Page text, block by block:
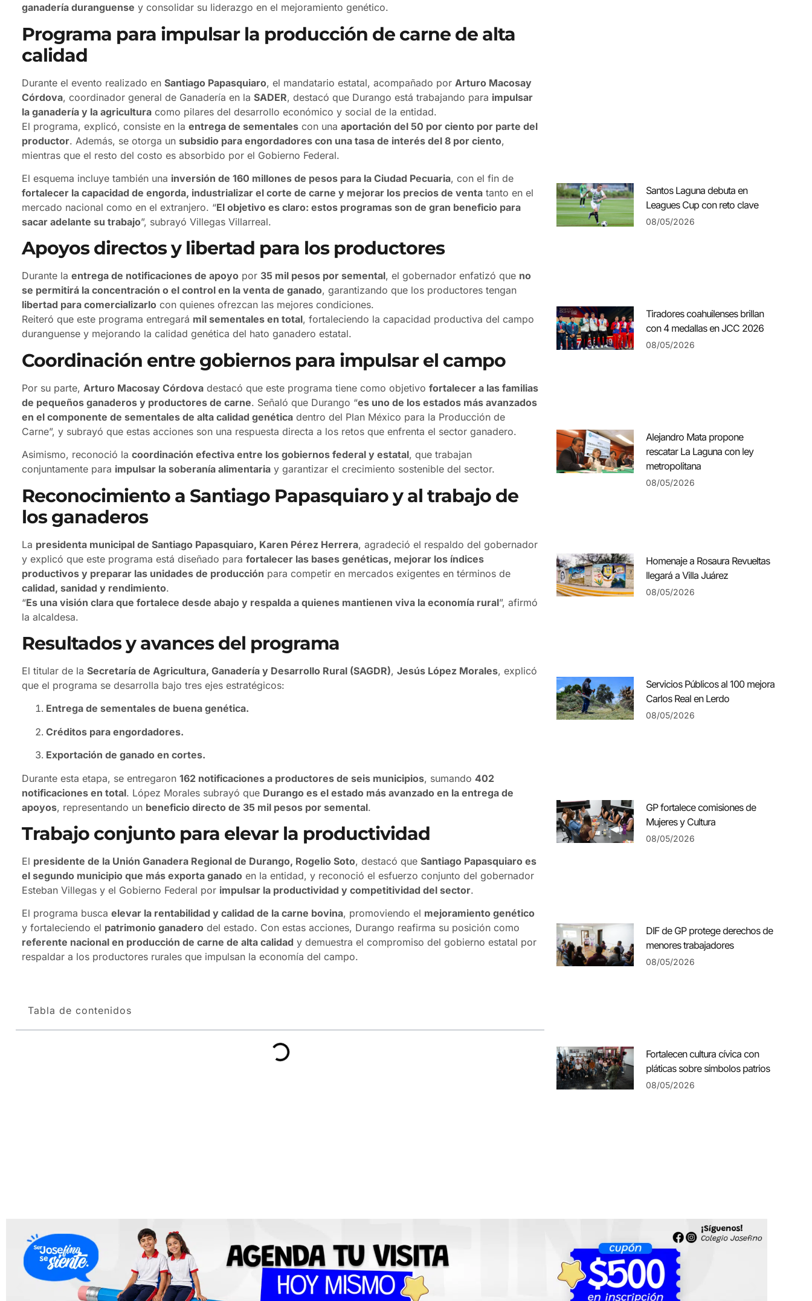
ganadería duranguense y consolidar su liderazgo en el mejoramiento genético.
Programa para impulsar la producción de carne de alta
calidad
Durante el evento realizado en Santiago Papasquiaro, el mandatario estatal, acompañado por Arturo Macosay
Córdova, coordinador general de Ganadería en la SADER, destacó que Durango está trabajando para impulsar
la ganadería y la agricultura como pilares del desarrollo económico y social de la entidad.
El programa, explicó, consiste en la entrega de sementales con una aportación del 50 por ciento por parte del
productor. Además, se otorga un subsidio para engordadores con una tasa de interés del 8 por ciento,
mientras que el resto del costo es absorbido por el Gobierno Federal.
El esquema incluye también una inversión de 160 millones de pesos para la Ciudad Pecuaria, con el fin de
fortalecer la capacidad de engorda, industrializar el corte de carne y mejorar los precios de venta tanto en el
mercado nacional como en el extranjero. “El objetivo es claro: estos programas son de gran beneficio para
sacar adelante su trabajo”, subrayó Villegas Villarreal.
Apoyos directos y libertad para los productores
Durante la entrega de notificaciones de apoyo por 35 mil pesos por semental, el gobernador enfatizó que no
se permitirá la concentración o el control en la venta de ganado, garantizando que los productores tengan
libertad para comercializarlo con quienes ofrezcan las mejores condiciones.
Reiteró que este programa entregará mil sementales en total, fortaleciendo la capacidad productiva del campo
duranguense y mejorando la calidad genética del hato ganadero estatal.
Coordinación entre gobiernos para impulsar el campo
Por su parte, Arturo Macosay Córdova destacó que este programa tiene como objetivo fortalecer a las familias
de pequeños ganaderos y productores de carne. Señaló que Durango “es uno de los estados más avanzados
en el componente de sementales de alta calidad genética dentro del Plan México para la Producción de
Carne”, y subrayó que estas acciones son una respuesta directa a los retos que enfrenta el sector ganadero.
Asimismo, reconoció la coordinación efectiva entre los gobiernos federal y estatal, que trabajan
conjuntamente para impulsar la soberanía alimentaria y garantizar el crecimiento sostenible del sector.
Reconocimiento a Santiago Papasquiaro y al trabajo de
los ganaderos
La presidenta municipal de Santiago Papasquiaro, Karen Pérez Herrera, agradeció el respaldo del gobernador
y explicó que este programa está diseñado para fortalecer las bases genéticas, mejorar los índices
productivos y preparar las unidades de producción para competir en mercados exigentes en términos de
calidad, sanidad y rendimiento.
“Es una visión clara que fortalece desde abajo y respalda a quienes mantienen viva la economía rural”, afirmó
la alcaldesa.
Resultados y avances del programa
El titular de la Secretaría de Agricultura, Ganadería y Desarrollo Rural (SAGDR), Jesús López Morales, explicó
que el programa se desarrolla bajo tres ejes estratégicos:
Entrega de sementales de buena genética.
Créditos para engordadores.
Exportación de ganado en cortes.
Durante esta etapa, se entregaron 162 notificaciones a productores de seis municipios, sumando 402
notificaciones en total. López Morales subrayó que Durango es el estado más avanzado en la entrega de
apoyos, representando un beneficio directo de 35 mil pesos por semental.
Trabajo conjunto para elevar la productividad
El presidente de la Unión Ganadera Regional de Durango, Rogelio Soto, destacó que Santiago Papasquiaro es
el segundo municipio que más exporta ganado en la entidad, y reconoció el esfuerzo conjunto del gobernador
Esteban Villegas y el Gobierno Federal por impulsar la productividad y competitividad del sector.
El programa busca elevar la rentabilidad y calidad de la carne bovina, promoviendo el mejoramiento genético
y fortaleciendo el patrimonio ganadero del estado. Con estas acciones, Durango reafirma su posición como
referente nacional en producción de carne de alta calidad y demuestra el compromiso del gobierno estatal por
respaldar a los productores rurales que impulsan la economía del campo.
Tabla de contenidos
Santos Laguna debuta en
Leagues Cup con reto clave
08/05/2026
Tiradores coahuilenses brillan
con 4 medallas en JCC 2026
08/05/2026
Alejandro Mata propone
rescatar La Laguna con ley
metropolitana
08/05/2026
Homenaje a Rosaura Revueltas
llegará a Villa Juárez
08/05/2026
Servicios Públicos al 100 mejora
Carlos Real en Lerdo
08/05/2026
GP fortalece comisiones de
Mujeres y Cultura
08/05/2026
DIF de GP protege derechos de
menores trabajadores
08/05/2026
Fortalecen cultura cívica con
pláticas sobre símbolos patrios
08/05/2026